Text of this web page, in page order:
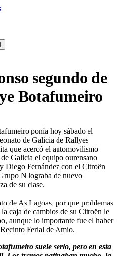
segundo de
Botafumeiro
ponía hoy sábado el
de Galicia de Rallyes
que acercó el automovilismo
Galicia el equipo ourensano
Diego Fernández con el Citroën
N lograba de nuevo
de su clase.
de As Lagoas, por que problemas
caja de cambios de su Citroën le
aunque lo importante fue el haber
Ferial de Amio.
suele serlo, pero en esta